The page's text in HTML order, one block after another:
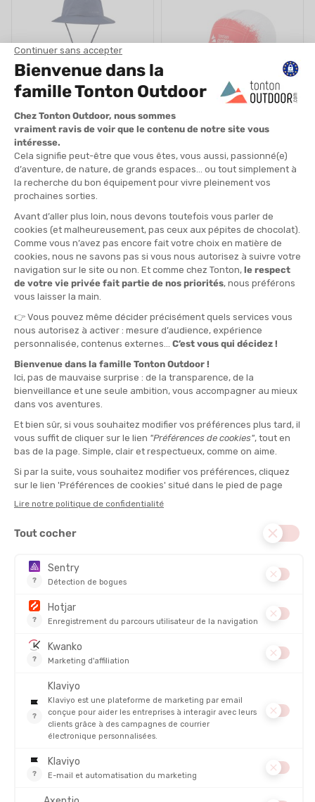
TREKMATES
BOB BAMFORD GTX
CASQUETTE RUNNING
PROMO
ICEBREAKER
EN STOCK - EXPÉDIÉ EN 24/48H
-27%
25,95 €
18,90 €
ÉCO-CONÇU
HAT
EN STOCK - EXPÉDIÉ EN 24/48H
PROMO
EN STOCK - EXPÉDIÉ EN 24/48H
-25%
40,00 €
29,90 €
EN STOCK - EXPÉDIÉ EN 24/48H
45,00 €